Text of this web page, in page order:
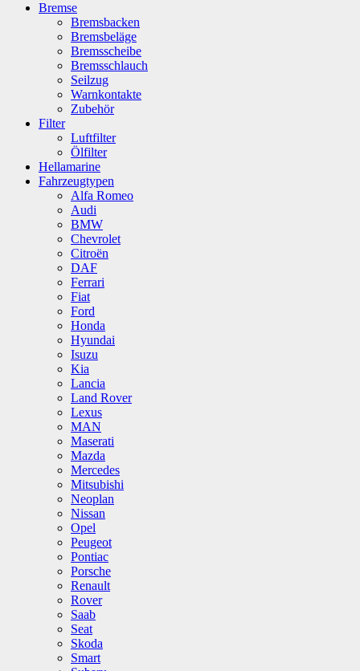
Bremse
Bremsbacken
Bremsbeläge
Bremsscheibe
Bremsschlauch
Seilzug
Warnkontakte
Zubehör
Filter
Luftfilter
Ölfilter
Hellamarine
Fahrzeugtypen
Alfa Romeo
Audi
BMW
Chevrolet
Citroën
DAF
Ferrari
Fiat
Ford
Honda
Hyundai
Isuzu
Kia
Lancia
Land Rover
Lexus
MAN
Maserati
Mazda
Mercedes
Mitsubishi
Neoplan
Nissan
Opel
Peugeot
Pontiac
Porsche
Renault
Rover
Saab
Seat
Skoda
Smart